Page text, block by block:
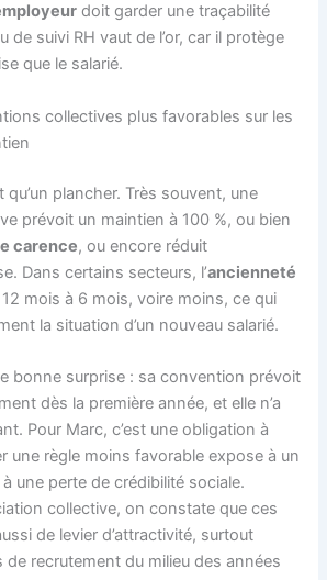
doit garder une traçabilité
de suivi RH vaut de l’or, car il protège
que le salarié.
collectives plus favorables sur les
qu’un plancher. Très souvent, une
prévoit un maintien à 100 %, ou bien
carence, ou encore réduit
Dans certains secteurs, l’ancienneté
mois à 6 mois, voire moins, ce qui
la situation d’un nouveau salarié.
bonne surprise : sa convention prévoit
dès la première année, et elle n’a
Pour Marc, c’est une obligation à
une règle moins favorable expose à un
une perte de crédibilité sociale.
collective, on constate que ces
de levier d’attractivité, surtout
recrutement du milieu des années